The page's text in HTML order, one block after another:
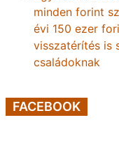
minden forint
évi 150 ezer
visszatérítés is
családoknak
FACEBOOK